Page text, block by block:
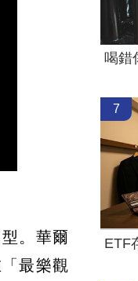
。華爾
最樂觀
7